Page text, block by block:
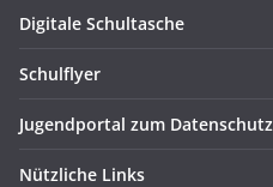
Digitale Schultasche
Schulflyer
Jugendportal zum Datenschutz
Nützliche Links